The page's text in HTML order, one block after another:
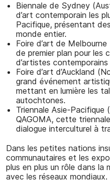
Biennale de Sydney
d’art contemporain les
Pacifique, présentant
monde entier.
Foire d’art de
de premier plan pour les
d’artistes
Foire d’art d’Auckland
grand événement
mettant en lumière les
autochtones.
Triennale Asie-Pacifique
QAGOMA, cette
dialogue interculturel à
Dans les petites nations
communautaires et les
plus en plus un rôle dans
avec les réseaux mondiaux.